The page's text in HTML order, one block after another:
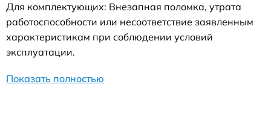
Для комплектующих: Внезапная поломка, утрата
работоспособности или несоответствие заявленным
характеристикам при соблюдении условий
эксплуатации.
Показать полностью